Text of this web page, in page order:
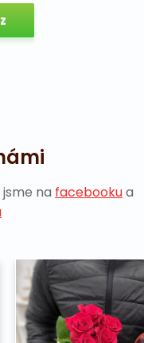
na facebookua